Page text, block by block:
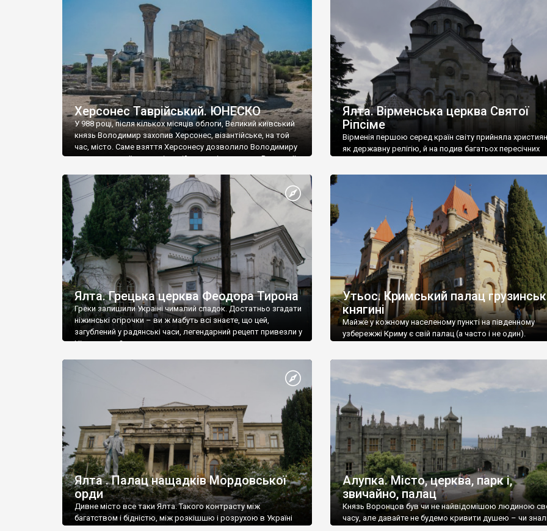
візантійської доби. Раритети викрадені з фондів об’єкту
культурної спадщини ЮНЕСКО «Херсонеса Таврійського».
Офіційно – на виставку «Золото Візантії», але експерти та
влада в Україні вважають це лише […]
називаються «повстяками» (postaki)…” “Вино. Крим
виробляє відмінне вино і його вдосталь: воно все
легке біле і дуже […]
Херсонес Таврійський. ЮНЕСКО
У 988 році, після кількох місяців облоги, Великий київський
князь Володимир захопив Херсонес, візантійське, на той
час, місто. Саме взяття Херсонесу дозволило Володимиру
диктувати свої умови візантійському імператору Василю ІІ,
Херсонесі Володимир-язичник, став Василем-
християнином. А потім було Хрещення Русі. На честь
Херсонесу Таврійського названо місто […]
Ялта. Вірменська церква Святої
Ріпсіме
Вірменія першою серед країн світу прийняла
як державну релігію, й на подив багатьох пересічних
Ялта. Грецька церква Феодора Тирона
Греки залишили Україні чималий спадок. Достатньо згадати
ніжинські огірочки – ви ж мабуть всі знаєте, що цей,
загублений у радянські часи, легендарний рецепт привезли у
Ніжин греки?
Утьос. Кримський палац
княгині
Майже у кожному населеному пункті на південному
узбережжі Криму є свій палац (а часто і не один).
Ялта . Палац нащадків Мордовської
орди
Дивне місто все таки Ялта. Такого контрасту між
багатством і бідністю, між розкішшю і розрухою в Україні
Алупка. Місто, церква, парк і,
звичайно, палац
Князь Воронцов був чи не найвідомішою людиною
часу, але давайте не будемо кривити душею – чи